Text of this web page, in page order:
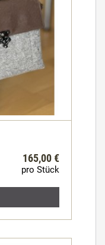
165,00 €
pro Stück